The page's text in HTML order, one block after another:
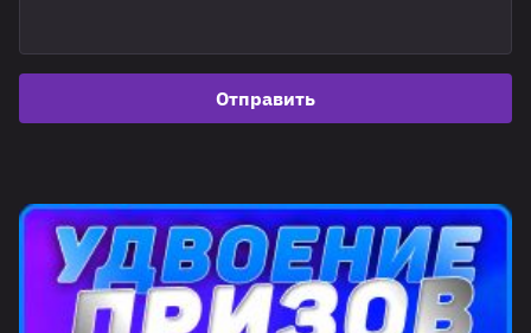
Отправить